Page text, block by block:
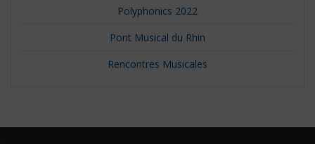
Polyphonics 2022
Pont Musical du Rhin
Rencontres Musicales